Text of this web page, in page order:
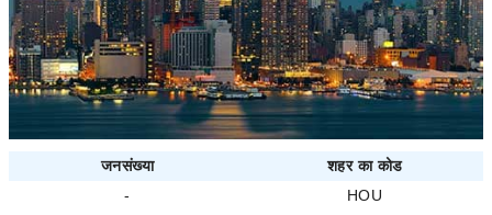
जनसंख्या
शहर का कोड
-
HOU